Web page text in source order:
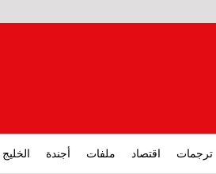
ترجمات اقتصاد ملفات أجندة الخليج